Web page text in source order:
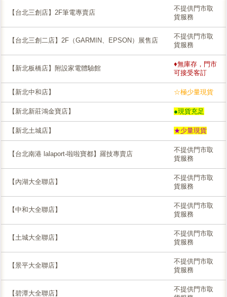
【台北三創店】2F筆電專賣店
不提供門市取
貨服務
【台北三創二店】2F（GARMIN、EPSON）展售店
不提供門市取
貨服務
【新北板橋店】附設家電體驗館
♦無庫存，門市
可接受客訂
【新北中和店】 ☆極少量現貨
【新北新莊鴻金寶店】 ●現貨充足
【新北土城店】 ★少量現貨
【台北南港 lalaport-啦啦寶都】羅技專賣店
不提供門市取
貨服務
【內湖大全聯店】
不提供門市取
貨服務
【中和大全聯店】
不提供門市取
貨服務
【土城大全聯店】
不提供門市取
貨服務
【景平大全聯店】
不提供門市取
貨服務
【碧潭大全聯店】
不提供門市取